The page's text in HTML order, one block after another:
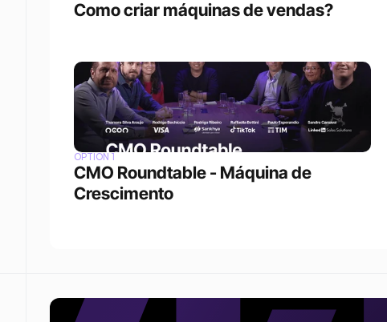
Como criar máquinas de vendas?
OPTION 1
CMO Roundtable - Máquina de
Crescimento